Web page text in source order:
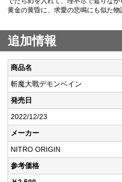
黄金の黄昏に、求愛の悲鳴にも似た
追加情報
商品名
斬魔大戰デモンベイン
発売日
2022/12/23
メーカー
NITRO ORIGIN
参考価格